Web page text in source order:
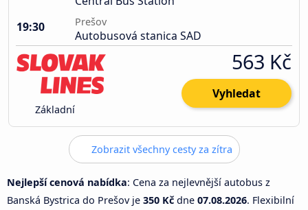
19:30
Prešov
Autobusová stanica SAD
Základní
563 Kč
Vyhledat
Zobrazit všechny cesty za zítra
Nejlepší cenová nabídka: Cena za nejlevnější autobus z
Banská Bystrica do Prešov je 350 Kč dne 07.08.2026. Flexibilní